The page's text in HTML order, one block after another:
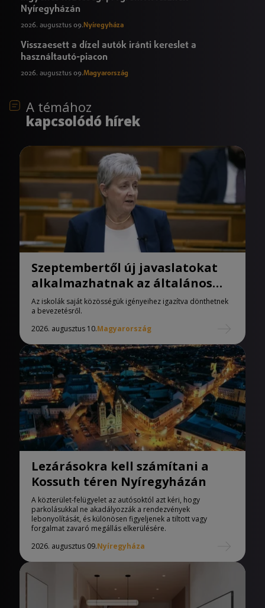
Nyíregyházán
2026. augusztus 09. Nyíregyháza
Visszaesett a dízel autók iránti kereslet a
használtautó-piacon
2026. augusztus 09.Magyarország
A témához
kapcsolódó hírek
Szeptembertől új javaslatokat
alkalmazhatnak az általános
iskolák
Az iskolák saját közösségük igényeihez igazítva dönthetnek
a bevezetésről.
2026. augusztus 10.Magyarország
Lezárásokra kell számítani a
Kossuth téren Nyíregyházán
A közterület-felügyelet az autósoktól azt kéri, hogy
parkolásukkal ne akadályozzák a rendezvények
lebonyolítását, és különösen figyeljenek a tiltott vagy
forgalmat zavaró megállás elkerülésére.
2026. augusztus 09.Nyíregyháza